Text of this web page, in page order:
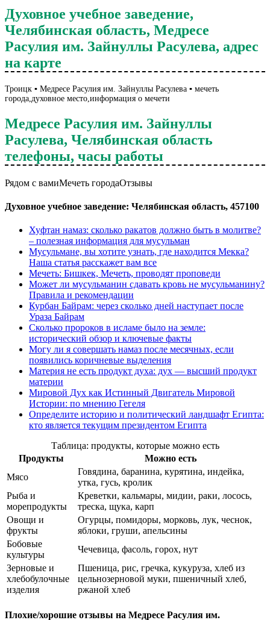
Духовное учебное заведение,
Челябинская область, Медресе
Расулия им. Зайнуллы Расулева, адрес
на карте
Троицк ▪️ Медресе Расулия им. Зайнуллы Расулева ▪️ мечеть
города,духовное место,информация о мечети
Медресе Расулия им. Зайнуллы
Расулева, Челябинская область
телефоны, часы работы
Рядом с вамиМечеть городаОтзывы
Духовное учебное заведение: Челябинская область, 457100
Хуфтан намаз: сколько ракатов должно быть в молитве?
– полезная информация для мусульман
Мусульмане, вы хотите узнать, где находится Мекка?
Наша статья расскажет вам все
Мечеть: Бишкек, Мечеть, проводят проповеди
Может ли мусульманин сдавать кровь не мусульманину?
Правила и рекомендации
Курбан Байрам: через сколько дней наступает после
Ураза Байрам
Сколько пророков в исламе было на земле:
исторический обзор и ключевые факты
Могу ли я совершать намаз после месячных, если
появились коричневые выделения
Материя не есть продукт духа: дух — высший продукт
материи
Мировой Дух как Истинный Двигатель Мировой
Истории: по мнению Гегеля
Определите историю и политический ландшафт Египта:
кто является текущим президентом Египта
Таблица: продукты, которые можно есть
Продукты
Можно есть
Мясо
Говядина, баранина, курятина, индейка,
утка, гусь, кролик
Рыба и
морепродукты
Креветки, кальмары, мидии, раки, лосось,
треска, щука, карп
Овощи и
фрукты
Огурцы, помидоры, морковь, лук, чеснок,
яблоки, груши, апельсины
Бобовые
культуры
Чечевица, фасоль, горох, нут
Зерновые и
хлебобулочные
изделия
Пшеница, рис, гречка, кукуруза, хлеб из
цельнозерновой муки, пшеничный хлеб,
ржаной хлеб
Плохие/хорошие отзывы на Медресе Расулия им.